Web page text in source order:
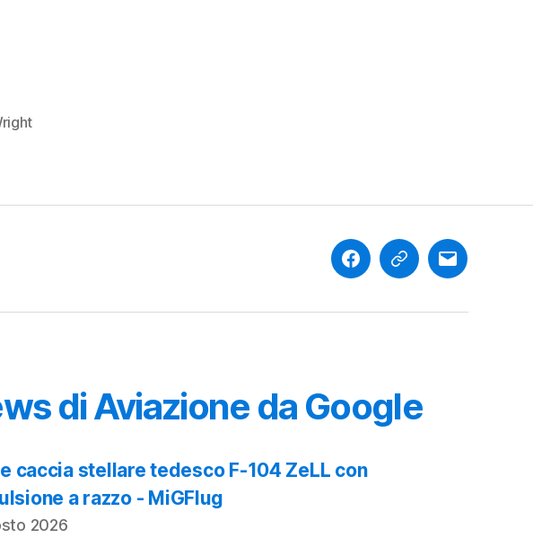
FacebookContattimail
di Aviazione da Google
caccia stellare tedesco F-104 ZeLL con
a razzo - MiGFlug
2026